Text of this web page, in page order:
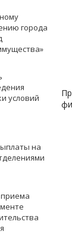
города
условий
на